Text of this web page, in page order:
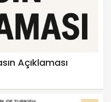
Açıklaması